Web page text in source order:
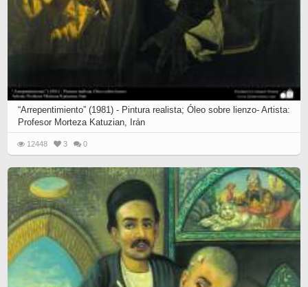
“Arrepentimiento” (1981) - Pintura realista; Óleo sobre lienzo- Artista:
Profesor Morteza Katuzian, Irán
12448 3 0